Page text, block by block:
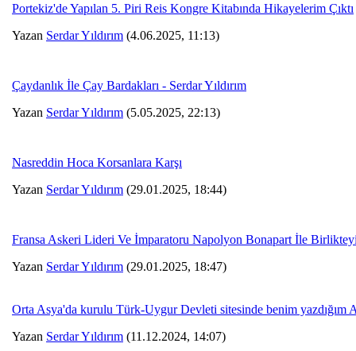
Portekiz'de Yapılan 5. Piri Reis Kongre Kitabında Hikayelerim Çıktı
Yazan Serdar Yıldırım (4.06.2025, 11:13)
Çaydanlık İle Çay Bardakları - Serdar Yıldırım
Yazan Serdar Yıldırım (5.05.2025, 22:13)
Nasreddin Hoca Korsanlara Karşı
Yazan Serdar Yıldırım (29.01.2025, 18:44)
Fransa Askeri Lideri Ve İmparatoru Napolyon Bonapart İle
Yazan Serdar Yıldırım (29.01.2025, 18:47)
Orta Asya'da kurulu Türk-Uygur Devleti sitesinde benim yazdığım
Yazan Serdar Yıldırım (11.12.2024, 14:07)